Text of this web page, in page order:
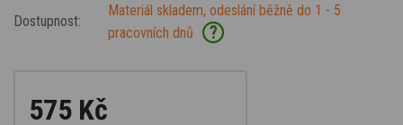
Dostupnost:
Materiál skladem, odeslání běžně do 1 - 5
pracovních dnů
?
575 Kč